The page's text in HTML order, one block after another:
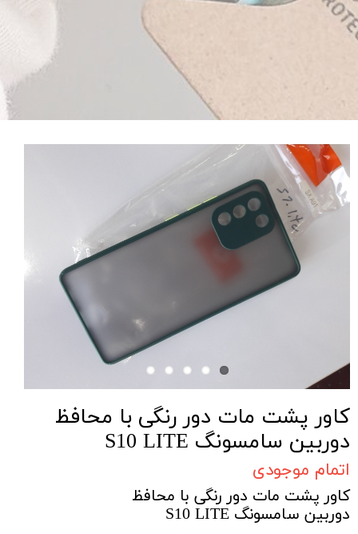
کاور پشت مات دور رنگی با محافظ
دوربین سامسونگ S10 LITE
اتمام موجودی
کاور پشت مات دور رنگی با محافظ
دوربین سامسونگ S10 LITE